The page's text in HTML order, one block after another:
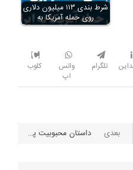
شرط بندى ١١٣ ميليون دلارى
روى حمله آمريكا به
تلگرام
واتس
اپ
کلوب
داستان محبوبیت پوکر؛ بازیکنی که از «پوکر ایرانی» شروع کرد و ۱۸ میلیون دلار برنده شد چه بود؟